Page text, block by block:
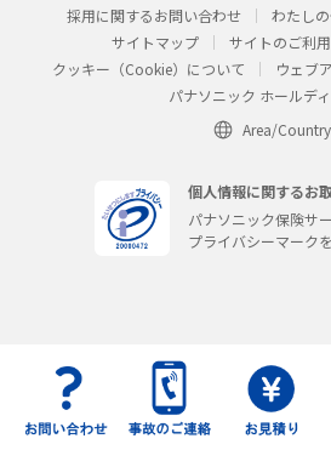
採用に関するお問い合わせ
わたし
サイトマップ
サイトのご利
クッキー（Cookie）について
ウェブ
パナソニック ホールデ
Area/Country
個人情報に関するお
パナソニック保険サ
プライバシーマーク